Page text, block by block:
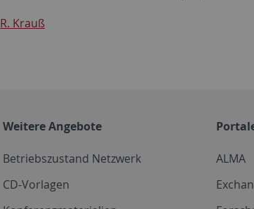
R. Krauß
Weitere Angebote
Betriebszustand Netzwerk
CD-Vorlagen
ALMA